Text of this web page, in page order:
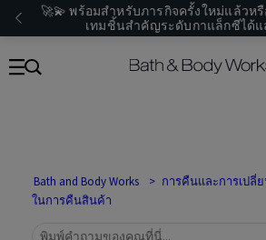
🚀💫 พร้อมสำหรับภารกิจครั้งใหม่แล้วห
เทมชิ้นสำคัญระดับกาแล็กซีได้แ
Bath and Body Works การคืนและการเปลี่
ในการคืนสินค้า